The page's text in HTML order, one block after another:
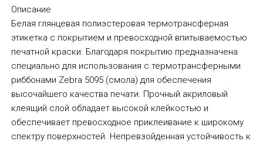
Описание
Белая глянцевая полиэстеровая термотрансферная
этикетка с покрытием и превосходной впитываемостью
печатной краски. Благодаря покрытию предназначена
специально для использования с термотрансферными
риббонами Zebra 5095 (смола) для обеспечения
высочайшего качества печати. Прочный акриловый
клеящий слой обладает высокой клейкостью и
обеспечивает превосходное приклеивание к широкому
спектру поверхностей. Непревзойденная устойчивость к